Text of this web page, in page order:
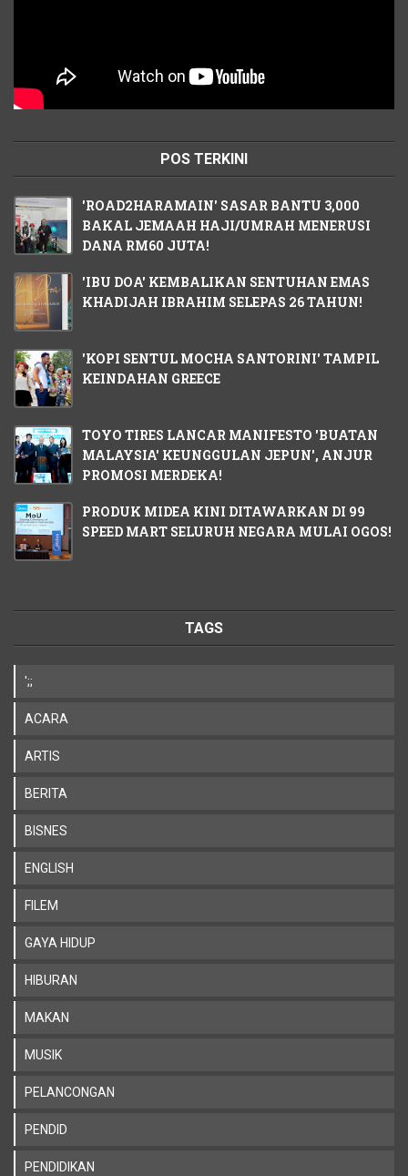
POS TERKINI
'ROAD2HARAMAIN' SASAR BANTU 3,000
BAKAL JEMAAH HAJI/UMRAH MENERUSI
DANA RM60 JUTA!
'IBU DOA' KEMBALIKAN SENTUHAN EMAS
KHADIJAH IBRAHIM SELEPAS 26 TAHUN!
'KOPI SENTUL MOCHA SANTORINI' TAMPIL
KEINDAHAN GREECE
TOYO TIRES LANCAR MANIFESTO 'BUATAN
MALAYSIA' KEUNGGULAN JEPUN', ANJUR
PROMOSI MERDEKA!
PRODUK MIDEA KINI DITAWARKAN DI 99
SPEED MART SELURUH NEGARA MULAI OGOS!
TAGS
';;
ACARA
ARTIS
BERITA
BISNES
ENGLISH
FILEM
GAYA HIDUP
HIBURAN
MAKAN
MUSIK
PELANCONGAN
PENDID
PENDIDIKAN